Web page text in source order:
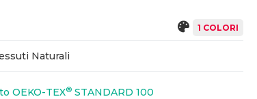
1 COLORI
Naturali
OEKO-TEX® STANDARD 100